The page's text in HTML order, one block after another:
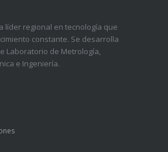
líder regional en tecnología que
constante. Se desarrolla
Laboratorio de Metrología,
e Ingeniería.